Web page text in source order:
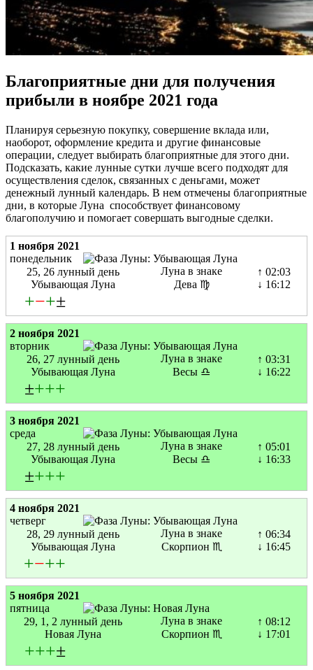
Благоприятные дни для получения
прибыли в ноябре 2021 года
Планируя серьезную покупку, совершение вклада или,
наоборот, оформление кредита и другие финансовые
операции, следует выбирать благоприятные для этого дни.
Подсказать, какие лунные сутки лучше всего подходят для
осуществления сделок, связанных с деньгами, может
денежный лунный календарь. В нем отмечены благоприятные
дни, в которые Луна способствует финансовому
благополучию и помогает совершать выгодные сделки.
1 ноября 2021
понедельник
25, 26 лунный день
Убывающая Луна
Луна в знаке
Дева ♍
↑ 02:03
↓ 16:12
+−+±
2 ноября 2021
вторник
26, 27 лунный день
Убывающая Луна
Луна в знаке
Весы ♎
↑ 03:31
↓ 16:22
±+++
3 ноября 2021
среда
27, 28 лунный день
Убывающая Луна
Луна в знаке
Весы ♎
↑ 05:01
↓ 16:33
±+++
4 ноября 2021
четверг
28, 29 лунный день
Убывающая Луна
Луна в знаке
Скорпион ♏
↑ 06:34
↓ 16:45
+−++
5 ноября 2021
пятница
29, 1, 2 лунный день
Новая Луна
Луна в знаке
Скорпион ♏
↑ 08:12
↓ 17:01
+++±